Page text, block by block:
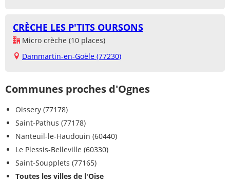
CRÈCHE LES P'TITS OURSONS
Micro crèche (10 places)
Dammartin-en-Goële (77230)
Communes proches d'Ognes
Oissery (77178)
Saint-Pathus (77178)
Nanteuil-le-Haudouin (60440)
Le Plessis-Belleville (60330)
Saint-Soupplets (77165)
Toutes les villes de l'Oise